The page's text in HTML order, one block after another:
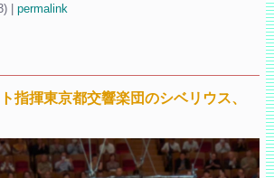
permalink
指揮東京都交響楽団のシベリウス、